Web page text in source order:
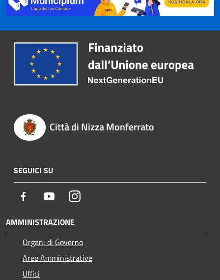
Città di Nizza Monferrato
SEGUICI SU
Facebook YoutubeInstagram
AMMINISTRAZIONE
Organi di Governo
Aree Amministrative
Uffici